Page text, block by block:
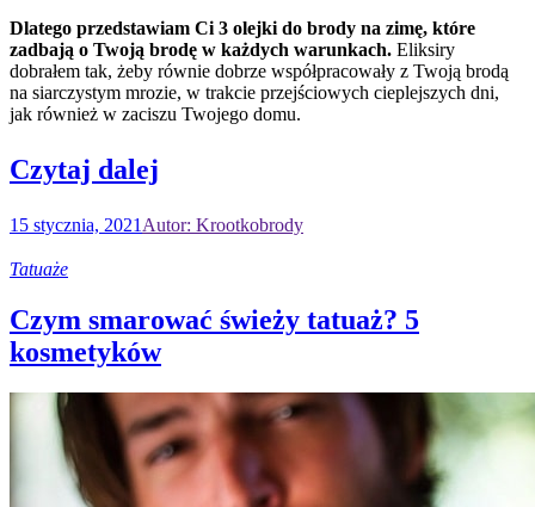
Dlatego przedstawiam Ci 3 olejki do brody na zimę, które
zadbają o Twoją brodę w każdych warunkach. Eliksiry
dobrałem tak, żeby równie dobrze współpracowały z Twoją brodą
na siarczystym mrozie, w trakcie przejściowych cieplejszych dni,
jak również w zaciszu Twojego domu.
Czytaj dalej
15 stycznia, 2021Autor: Krootkobrody
Tatuaże
Czym smarować świeży tatuaż? 5
kosmetyków